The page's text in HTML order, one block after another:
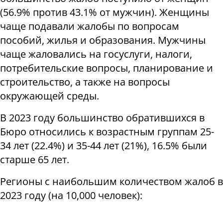
(56.9% против 43.1% от мужчин). Женщины
чаще подавали жалобы по вопросам
пособий, жилья и образования. Мужчины
чаще жаловались на госуслуги, налоги,
потребительские вопросы, планирование и
строительство, а также на вопросы
окружающей среды.
В 2023 году большинство обратившихся в
Бюро относились к возрастным группам 25-
34 лет (22.4%) и 35-44 лет (21%), 16.5% были
старше 65 лет.
Регионы с наибольшим количеством жалоб в
2023 году (на 10,000 человек):